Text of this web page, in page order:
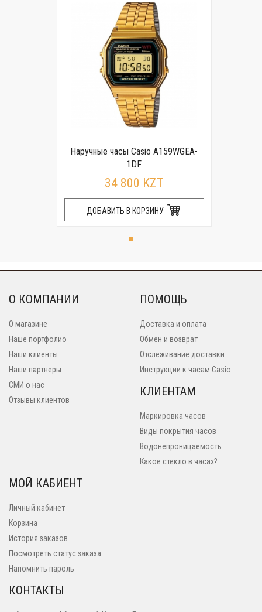
Наручные часы Casio A159WGEA-
1DF
34 800 KZT
ДОБАВИТЬ В КОРЗИНУ
О КОМПАНИИ
О магазине
Наше портфолио
Наши клиенты
Наши партнеры
СМИ о нас
Отзывы клиентов
ПОМОЩЬ
Доставка и оплата
Обмен и возврат
Отслеживание доставки
Инструкции к часам Casio
КЛИЕНТАМ
Маркировка часов
Виды покрытия часов
Водонепроницаемость
Какое стекло в часах?
МОЙ КАБИЕНТ
Личный кабинет
Корзина
История заказов
Посмотреть статус заказа
Напомнить пароль
КОНТАКТЫ